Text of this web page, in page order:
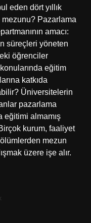
eden dört yıllık
mezunu? Pazarlama
amacı:
süreçleri yöneten
öğrenciler
eğitim
katkıda
Üniversitelerin
pazarlama
eğitimi almamış
kurum, faaliyet
mezun
üzere işe alır.